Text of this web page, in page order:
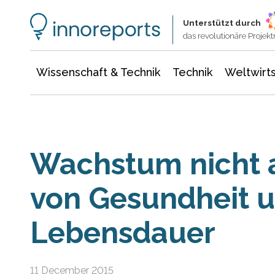
Unterstützt durch
das revolutionäre
Wissenschaft & Technik Technik
Wachstum nicht
von Gesundheit
Lebensdauer
11 December 2015